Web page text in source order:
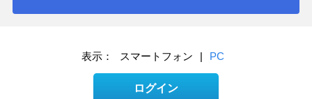
表示： スマートフォン | PC
ログイン